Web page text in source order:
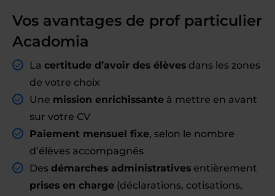
Vos avantages de prof particulier
Acadomia
La certitude d’avoir des élèves dans les zones
de votre choix
Une mission enrichissante à mettre en avant
sur votre CV
Paiement mensuel fixe, selon le nombre
d’élèves accompagnés
Des démarches administratives entièrement
prises en charge (déclarations, cotisations,